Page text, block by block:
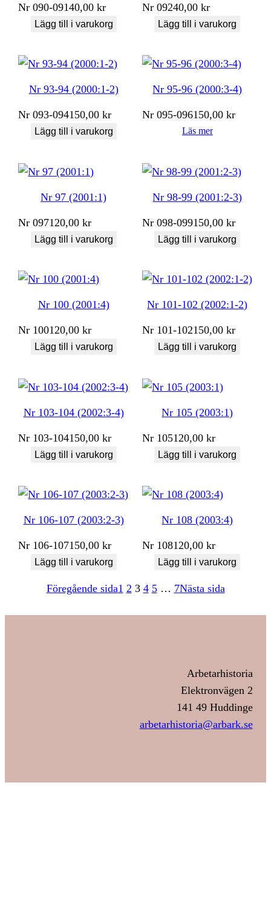
Nr 090-09140,00kr
Lägg till i varukorg
Nr 09240,00kr
Lägg till i varukorg
Nr 93-94 (2000:1-2)
Nr 093-094150,00kr
Lägg till i varukorg
Nr 95-96 (2000:3-4)
Nr 095-096150,00kr
Läs mer
Nr 97 (2001:1)
Nr 097120,00kr
Lägg till i varukorg
Nr 98-99 (2001:2-3)
Nr 098-099150,00kr
Lägg till i varukorg
Nr 100 (2001:4)
Nr 100120,00kr
Lägg till i varukorg
Nr 101-102 (2002:1-2)
Nr 101-102150,00kr
Lägg till i varukorg
Nr 103-104 (2002:3-4)
Nr 103-104150,00kr
Lägg till i varukorg
Nr 105 (2003:1)
Nr 105120,00kr
Lägg till i varukorg
Nr 106-107 (2003:2-3)
Nr 106-107150,00kr
Lägg till i varukorg
Nr 108 (2003:4)
Nr 108120,00kr
Lägg till i varukorg
Föregående sida1 2 3 4 5 … 7Nästa sida
Arbetarhistoria
Elektronvägen 2
141 49 Huddinge
arbetarhistoria@arbark.se